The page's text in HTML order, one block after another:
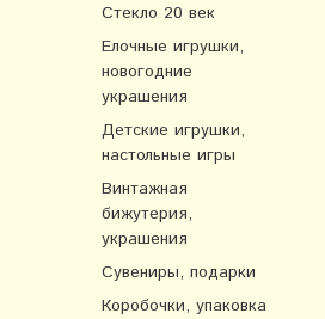
Стекло 20 век
Елочные игрушки,
новогодние
украшения
Детские игрушки,
настольные игры
Винтажная
бижутерия,
украшения
Сувениры, подарки
Коробочки, упаковка